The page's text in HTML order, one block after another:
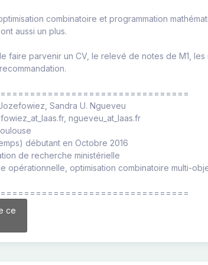
combinatoire et programmation
aussi un plus.
faire parvenir un CV, le relevé de notes de M1,
Sandra U. Ngueveu
ngueveu_at_laas.fr
débutant en Octobre 2016
de recherche ministérielle
opérationnelle, optimisation combinatoire multi-
ce